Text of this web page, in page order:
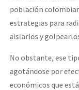
población
estrategias para
aislarlos y
No obstante, ese
agotándose por
económicos que